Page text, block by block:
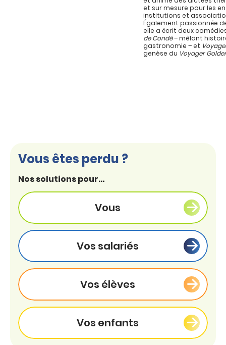
et sur mesure pour les
institutions et
Également passionnée
elle a écrit deux
de Condé– mêlant
gastronomie – et
genèse du Voyager
Vous êtes perdu ?
Nos solutions pour...
Vous
Vos salariés
Vos élèves
Vos enfants